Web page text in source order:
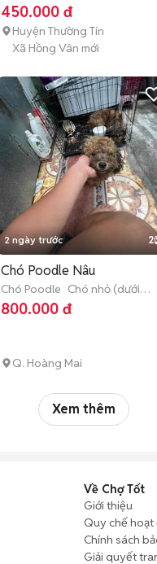
tháng tuổi)
450.000 đ
Huyện Thường Tín
Xã Hồng Vân mới
2 ngày trước 2
Chó Poodle Nâu
Chó Poodle Chó nhỏ (dưới 1
năm tuổi)
800.000 đ
Q. Hoàng Mai
Xem thêm
Về Chợ Tốt
Giới thiệu
Quy chế hoạt
Chính sách
Giải quyết